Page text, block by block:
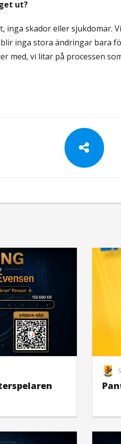
ut?
inga skador eller sjukdomar.
inga stora ändringar bara
med, vi litar på processen